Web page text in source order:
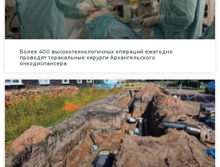
Более 400 высокотехнологичных операций ежегодно
проводят торакальные хирурги Архангельского
онкодиспансера